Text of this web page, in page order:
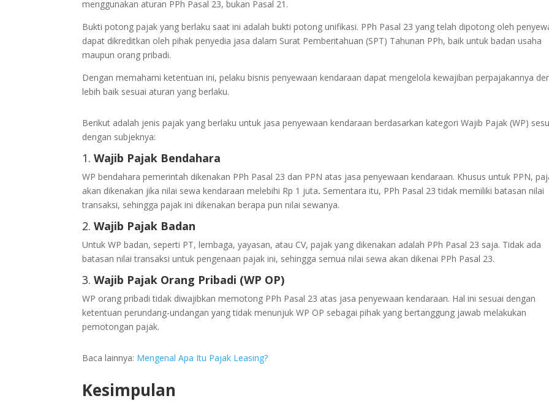
menggunakan aturan PPh Pasal 23, bukan Pasal 21.
Bukti potong pajak yang berlaku saat ini adalah bukti potong unifikasi. PPh Pasal 23 yang telah dipotong oleh
dapat dikreditkan oleh pihak penyedia jasa dalam Surat Pemberitahuan (SPT) Tahunan PPh, baik untuk badan usaha
maupun orang pribadi.
Dengan memahami ketentuan ini, pelaku bisnis penyewaan kendaraan dapat mengelola kewajiban perpajakannya
lebih baik sesuai aturan yang berlaku.
Berikut adalah jenis pajak yang berlaku untuk jasa penyewaan kendaraan berdasarkan kategori Wajib Pajak (WP)
dengan subjeknya:
1.Wajib Pajak Bendahara
WP bendahara pemerintah dikenakan PPh Pasal 23 dan PPN atas jasa penyewaan kendaraan. Khusus untuk PPN,
akan dikenakan jika nilai sewa kendaraan melebihi Rp 1 juta. Sementara itu, PPh Pasal 23 tidak memiliki batasan nilai
transaksi, sehingga pajak ini dikenakan berapa pun nilai sewanya.
2.Wajib Pajak Badan
Untuk WP badan, seperti PT, lembaga, yayasan, atau CV, pajak yang dikenakan adalah PPh Pasal 23 saja. Tidak ada
batasan nilai transaksi untuk pengenaan pajak ini, sehingga semua nilai sewa akan dikenai PPh Pasal 23.
3.Wajib Pajak Orang Pribadi (WP OP)
WP orang pribadi tidak diwajibkan memotong PPh Pasal 23 atas jasa penyewaan kendaraan. Hal ini sesuai dengan
ketentuan perundang-undangan yang tidak menunjuk WP OP sebagai pihak yang bertanggung jawab melakukan
pemotongan pajak.
Baca lainnya: Mengenal Apa Itu Pajak Leasing?
Kesimpulan